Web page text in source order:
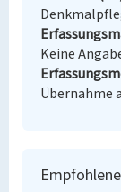
Keine
Übernahme